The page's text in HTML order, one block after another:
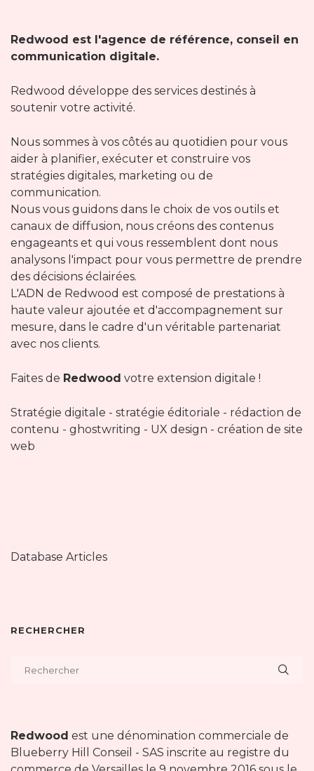
Redwood est l'agence de référence, conseil en
communication digitale.
Redwood développe des services destinés à
soutenir votre activité.
Nous sommes à vos côtés au quotidien pour vous
aider à planifier, exécuter et construire vos
stratégies digitales, marketing ou de
communication.
Nous vous guidons dans le choix de vos outils et
canaux de diffusion, nous créons des contenus
engageants et qui vous ressemblent dont nous
analysons l'impact pour vous permettre de prendre
des décisions éclairées.
L'ADN de Redwood est composé de prestations à
haute valeur ajoutée et d'accompagnement sur
mesure, dans le cadre d'un véritable partenariat
avec nos clients.
Faites de Redwood votre extension digitale !
Stratégie digitale - stratégie éditoriale - rédaction de
contenu - ghostwriting - UX design - création de site
web
Database Articles
RECHERCHER
Redwood est une dénomination commerciale de
Blueberry Hill Conseil - SAS inscrite au registre du